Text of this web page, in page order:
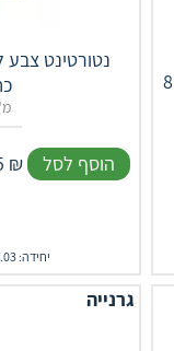
₪ הוסף לסל
יחידה: 29.03 ₪ ל-100 מ"ל
גרנייה